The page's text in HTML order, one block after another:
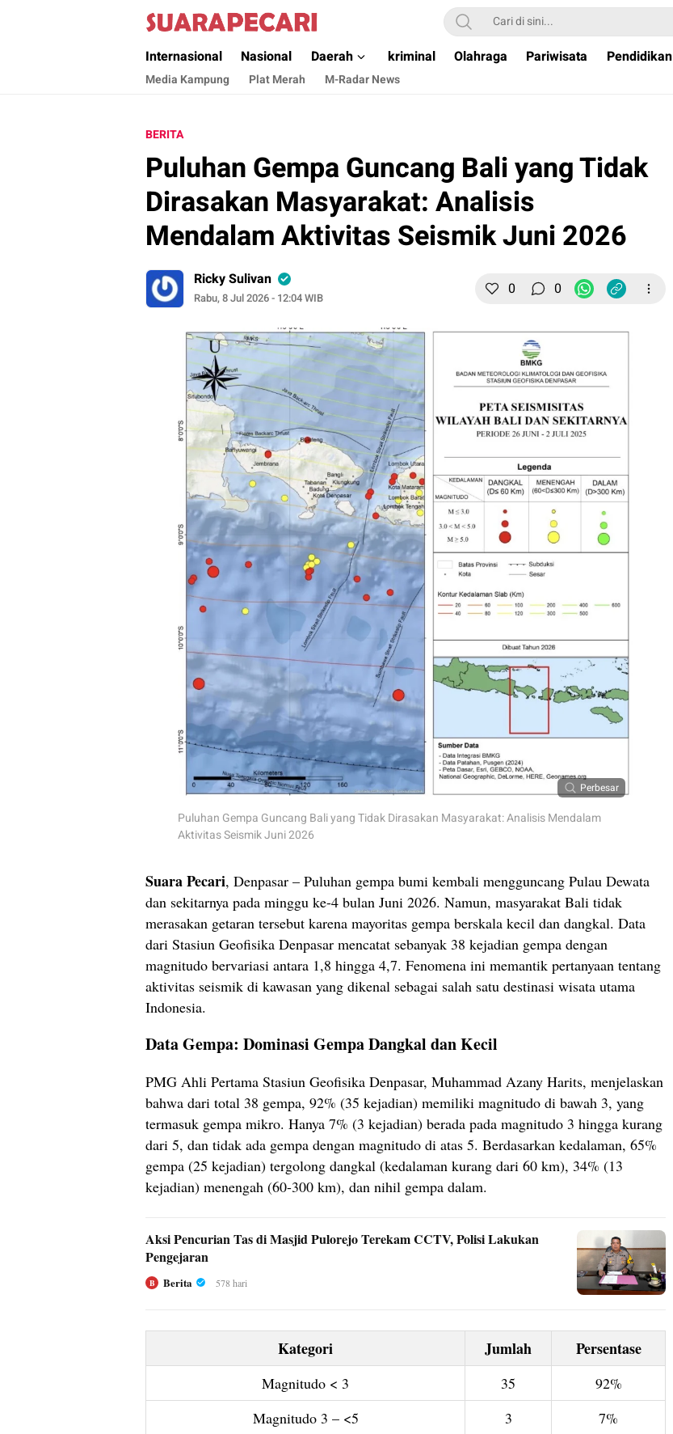
Suara Pecari
Suara Pencerahan Anak Negeri ( Berita Aktual & Terpercaya )
Internasional Nasional Daerah kriminal Olahraga Pariwisata Pendidikan
Media Kampung Plat Merah M-Radar News
BERITA
Puluhan Gempa Guncang Bali yang Tidak
Dirasakan Masyarakat: Analisis
Mendalam Aktivitas Seismik Juni 2026
Ricky Sulivan
Rabu, 8 Jul 2026 - 12:04 WIB 0 0
Perbesar
Puluhan Gempa Guncang Bali yang Tidak Dirasakan Masyarakat: Analisis Mendalam
Aktivitas Seismik Juni 2026
Suara Pecari, Denpasar – Puluhan gempa bumi kembali mengguncang Pulau Dewata
dan sekitarnya pada minggu ke-4 bulan Juni 2026. Namun, masyarakat Bali tidak
merasakan getaran tersebut karena mayoritas gempa berskala kecil dan dangkal. Data
dari Stasiun Geofisika Denpasar mencatat sebanyak 38 kejadian gempa dengan
magnitudo bervariasi antara 1,8 hingga 4,7. Fenomena ini memantik pertanyaan tentang
aktivitas seismik di kawasan yang dikenal sebagai salah satu destinasi wisata utama
Indonesia.
Data Gempa: Dominasi Gempa Dangkal dan Kecil
PMG Ahli Pertama Stasiun Geofisika Denpasar, Muhammad Azany Harits, menjelaskan
bahwa dari total 38 gempa, 92% (35 kejadian) memiliki magnitudo di bawah 3, yang
termasuk gempa mikro. Hanya 7% (3 kejadian) berada pada magnitudo 3 hingga kurang
dari 5, dan tidak ada gempa dengan magnitudo di atas 5. Berdasarkan kedalaman, 65%
gempa (25 kejadian) tergolong dangkal (kedalaman kurang dari 60 km), 34% (13
kejadian) menengah (60-300 km), dan nihil gempa dalam.
Aksi Pencurian Tas di Masjid Pulorejo Terekam CCTV, Polisi Lakukan
Pengejaran
B Berita 578 hari
Kategori Jumlah Persentase
Magnitudo < 3 35
92%
Magnitudo 3 – <5
3
7%